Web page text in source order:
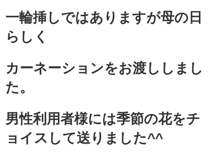
一輪挿しではありますが母の日
らしく
カーネーションをお渡ししまし
た。
男性利用者様には季節の花をチ
ョイスして送りました^^